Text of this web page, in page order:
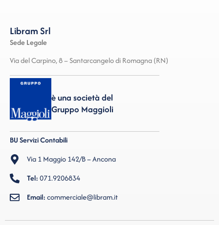
Libram Srl
Sede Legale
Via del Carpino, 8 – Santarcangelo di Romagna (RN)
è una società del
Gruppo Maggioli
BU Servizi Contabili
Via 1 Maggio 142/B – Ancona
Tel:071.9206834
Email:commerciale@libram.it